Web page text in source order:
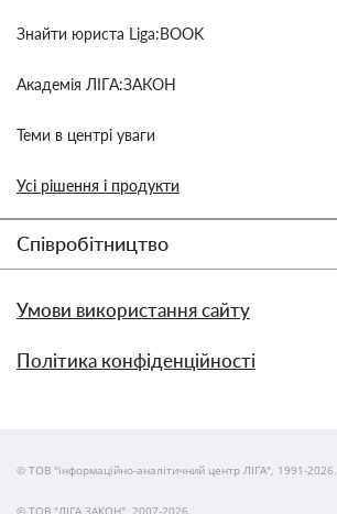
Знайти юриста Liga:BOOK
Академія ЛІГА:ЗАКОН
Теми в центрі уваги
Усі рішення і продукти
Співробітництво
Умови використання сайту
Політика конфіденційності
© ТОВ "інформаційно-аналітичний центр ЛІГА", 1991-2026.
© ТОВ "ЛІГА ЗАКОН", 2007-2026.